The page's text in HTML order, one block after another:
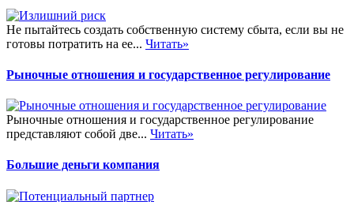
Не пытайтесь создать собственную систему сбыта, если вы не
готовы потратить на ее... Читать»
Рыночные отношения и государственное регулирование
Рыночные отношения и государственное регулирование
представляют собой две... Читать»
Большие деньги компания